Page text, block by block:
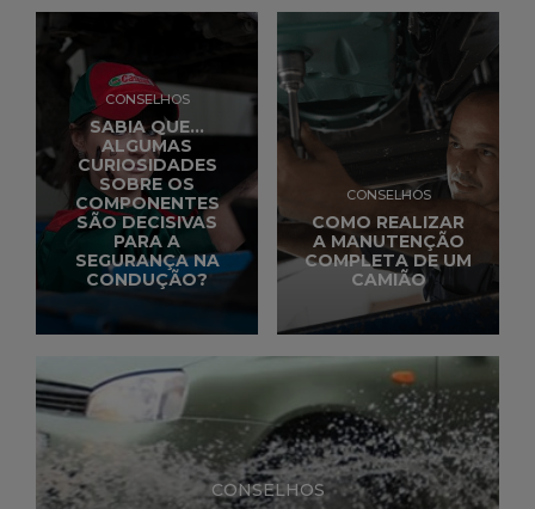
CONSELHOS
SABIA QUE…
ALGUMAS
CURIOSIDADES
SOBRE OS
COMPONENTES
SÃO DECISIVAS
PARA A
SEGURANÇA NA
CONDUÇÃO?
CONSELHOS
COMO REALIZAR
A MANUTENÇÃO
COMPLETA DE UM
CAMIÃO
CONSELHOS